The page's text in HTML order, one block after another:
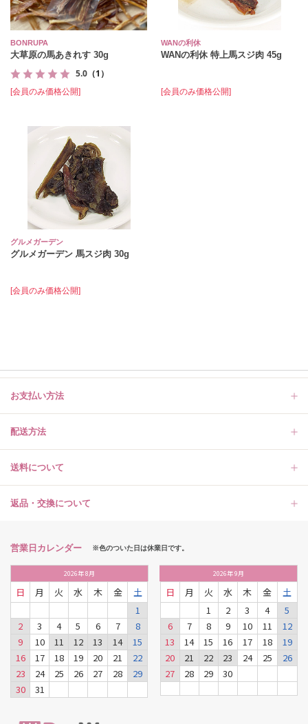
BONRUPA
大草原の馬あきれす 30g
5.0 （1）
[会員のみ価格公開]
WANの利休
WANの利休 特上馬スジ肉 45g
[会員のみ価格公開]
グルメガーデン
グルメガーデン 馬スジ肉 30g
[会員のみ価格公開]
お支払い方法
配送方法
送料について
返品・交換について
営業日カレンダー ※色のついた日は休業日です。
2026年8月
日 月 火 水 木 金
土
1
2
3 4 5 6 7
8
9
10 11 12 13 14
15
16
17 18 19 20 21
22
23
24 25 26 27 28
29
30
31
2026年9月
日 月 火 水 木 金
土
1
2 3 4
5
6
7 8 9 10 11
12
13
14 15 16 17 18
19
20
21 22 23 24 25
26
27
28 29 30